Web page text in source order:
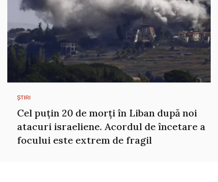
ȘTIRI
Cel puțin 20 de morți în Liban după noi
atacuri israeliene. Acordul de încetare a
focului este extrem de fragil